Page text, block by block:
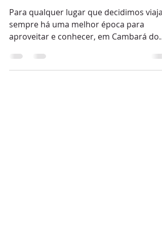
Melhor Época para Visitar
Cambará do Sul
Para qualquer lugar que decidimos viajar
sempre há uma melhor época para